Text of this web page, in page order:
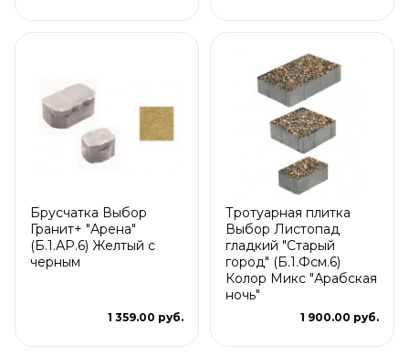
Брусчатка Выбор
Гранит+ "Арена"
(Б.1.АР.6) Желтый с
черным
1 359.00 руб.
Тротуарная плитка
Выбор Листопад
гладкий "Старый
город" (Б.1.Фсм.6)
Колор Микс "Арабская
ночь"
1 900.00 руб.